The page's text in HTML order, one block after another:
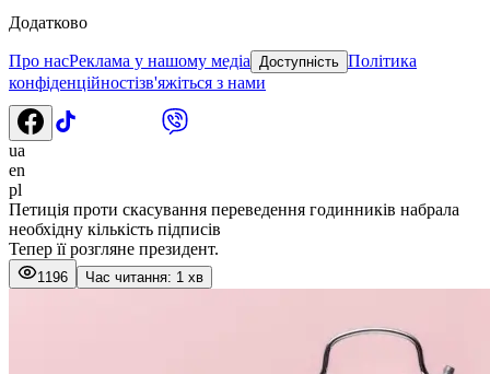
Додатково
Про насРеклама у нашому медіа Доступність Політика
конфіденційностізв'яжіться з нами
ua
en
pl
Петиція проти скасування переведення годинників набрала
необхідну кількість підписів
Тепер її розгляне президент.
1196 Час читання: 1 хв